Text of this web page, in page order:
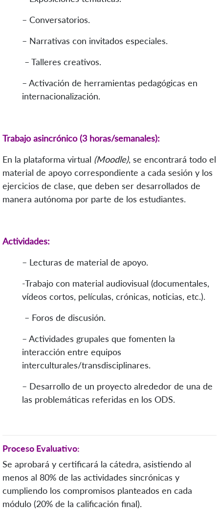
– Conversatorios.
– Narrativas con invitados especiales.
– Talleres creativos.
– Activación de herramientas pedagógicas en
internacionalización.
Trabajo asincrónico (3 horas/semanales):
En la plataforma virtual (Moodle), se encontrará todo el
material de apoyo correspondiente a cada sesión y los
ejercicios de clase, que deben ser desarrollados de
manera autónoma por parte de los estudiantes.
Actividades:
– Lecturas de material de apoyo.
-Trabajo con material audiovisual (documentales,
vídeos cortos, películas, crónicas, noticias, etc.).
– Foros de discusión.
– Actividades grupales que fomenten la
interacción entre equipos
interculturales/transdisciplinares.
– Desarrollo de un proyecto alrededor de una de
las problemáticas referidas en los ODS.
Proceso Evaluativo:
Se aprobará y certificará la cátedra, asistiendo al
menos al 80% de las actividades sincrónicas y
cumpliendo los compromisos planteados en cada
módulo (20% de la calificación final).